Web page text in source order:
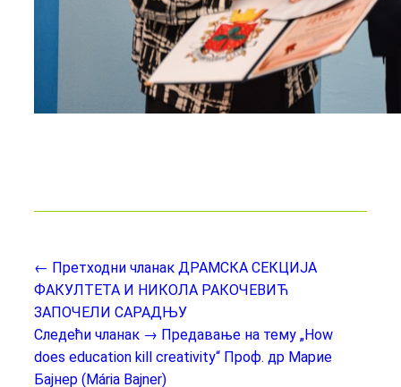
← Претходни чланак ДРАМСКА СЕКЦИЈА
ФАКУЛТЕТА И НИКОЛА РАКОЧЕВИЋ
ЗАПОЧЕЛИ САРАДЊУ
Следећи чланак → Предавање на тему „How
does education kill creativity“ Проф. др Марие
Бајнер (Mária Baјner)